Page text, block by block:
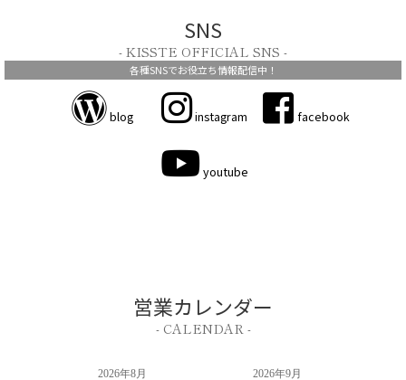
SNS
- KISSTE OFFICIAL SNS -
各種SNSでお役立ち情報配信中！
blog instagram facebook
youtube
営業カレンダー
- CALENDAR -